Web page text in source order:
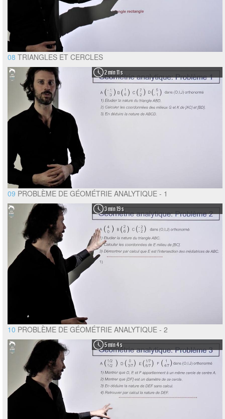
08 TRIANGLES ET CERCLES
2 min 11 s
09 PROBLÈME DE GÉOMÉTRIE ANALYTIQUE - 1
3 min 19 s
10 PROBLÈME DE GÉOMÉTRIE ANALYTIQUE - 2
5 min 4 s